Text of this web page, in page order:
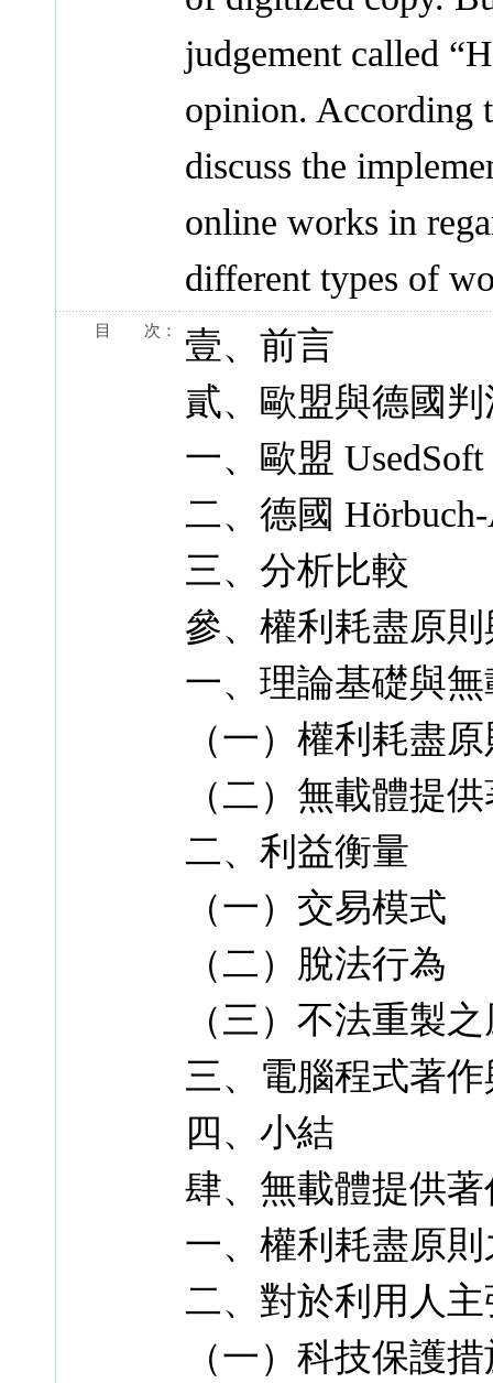
judgement called
opinion. According
discuss the
online works in
different types of
目 次：
壹、前言
貳、歐盟與德國判
一、歐盟
二、德國
三、分析比較
參、權利耗盡原
一、理論基礎與
（一）權利耗盡
（二）無載體提
二、利益衡量
（一）交易模式
（二）脫法行為
（三）不法重製
三、電腦程式著
四、小結
肆、無載體提供
一、權利耗盡原
二、對於利用人
（一）科技保護